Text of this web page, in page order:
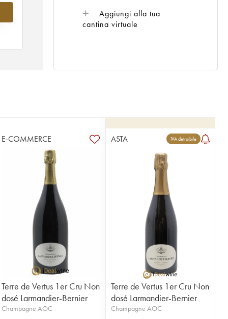
Aggiungi alla tua
cantina virtuale
E-COMMERCE
Terre de Vertus 1er Cru Non
dosé Larmandier-Bernier
Champagne AOC
ASTA IVA detraibile
Terre de Vertus 1er Cru Non
dosé Larmandier-Bernier
Champagne AOC